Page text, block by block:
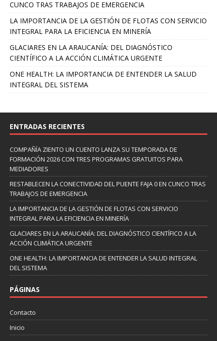
CUNCO TRAS TRABAJOS DE EMERGENCIA
LA IMPORTANCIA DE LA GESTIÓN DE FLOTAS CON SERVICIO
INTEGRAL PARA LA EFICIENCIA EN MINERÍA
GLACIARES EN LA ARAUCANÍA: DEL DIAGNÓSTICO
CIENTÍFICO A LA ACCIÓN CLIMÁTICA URGENTE
ONE HEALTH: LA IMPORTANCIA DE ENTENDER LA SALUD
INTEGRAL DEL SISTEMA
ENTRADAS RECIENTES
COMPAÑÍA ZIENTO UN CUENTO LANZA SU TEMPORADA DE
FORMACIÓN 2026 CON TRES PROGRAMAS GRATUITOS PARA
MEDIADORES
RESTABLECEN LA CONECTIVIDAD DEL PUENTE FAJA 0 EN CUNCO TRAS
TRABAJOS DE EMERGENCIA
LA IMPORTANCIA DE LA GESTIÓN DE FLOTAS CON SERVICIO
INTEGRAL PARA LA EFICIENCIA EN MINERÍA
GLACIARES EN LA ARAUCANÍA: DEL DIAGNÓSTICO CIENTÍFICO A LA
ACCIÓN CLIMÁTICA URGENTE
ONE HEALTH: LA IMPORTANCIA DE ENTENDER LA SALUD INTEGRAL
DEL SISTEMA
PÁGINAS
Contacto
Inicio